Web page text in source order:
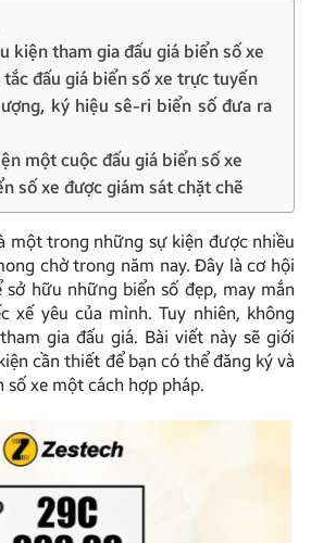
kiện tham gia đấu giá biển số xe
tắc đấu giá biển số xe trực tuyến
ký hiệu sê-ri biển số đưa ra
một cuộc đấu giá biển số xe
số xe được giám sát chặt chẽ
một trong những sự kiện được nhiều
chờ trong năm nay. Đây là cơ hội
sở hữu những biển số đẹp, may mắn
xế yêu của mình. Tuy nhiên, không
gia đấu giá. Bài viết này sẽ giới
cần thiết để bạn có thể đăng ký và
số xe một cách hợp pháp.